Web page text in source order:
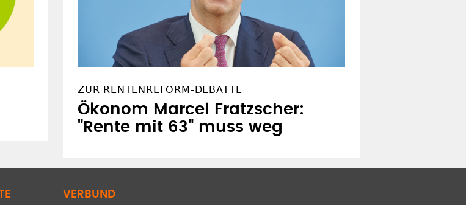
ZUR RENTENREFORM-DEBATTE
Ökonom Marcel Fratzscher:
"Rente mit 63" muss weg
VERBUND